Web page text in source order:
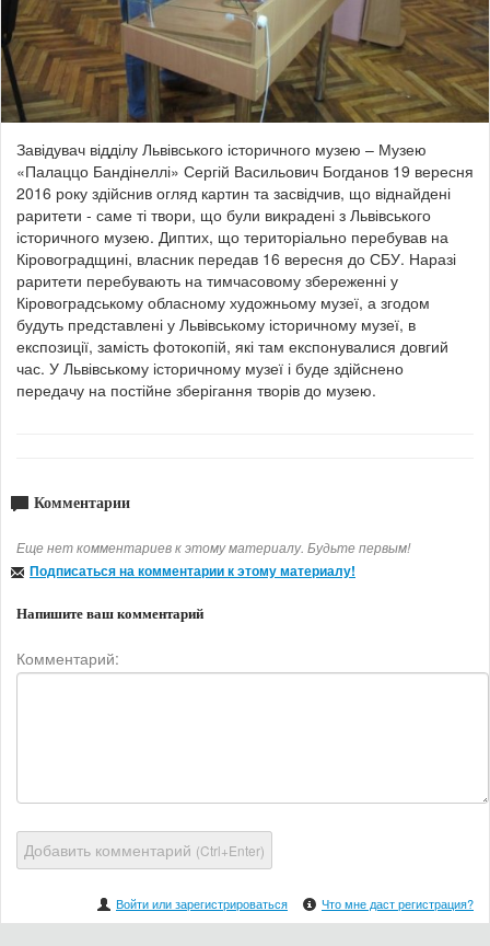
Завідувач відділу Львівського історичного музею – Музею
«Палаццо Бандінеллі» Сергій Васильович Богданов 19 вересня
2016 року здійснив огляд картин та засвідчив, що віднайдені
раритети - саме ті твори, що були викрадені з Львівського
історичного музею. Диптих, що територіально перебував на
Кіровоградщині, власник передав 16 вересня до СБУ. Наразі
раритети перебувають на тимчасовому збереженні у
Кіровоградському обласному художньому музеї, а згодом
будуть представлені у Львівському історичному музеї, в
експозиції, замість фотокопій, які там експонувалися довгий
час. У Львівському історичному музеї і буде здійснено
передачу на постійне зберігання творів до музею.
Комментарии
Еще нет комментариев к этому материалу. Будьте первым!
Подписаться на комментарии к этому материалу!
Напишите ваш комментарий
Комментарий:
Добавить комментарий (Ctrl+Enter)
Войти или зарегистрироваться Что мне даст регистрация?